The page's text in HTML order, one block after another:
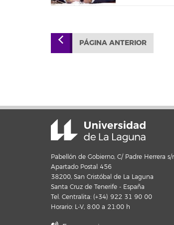
PÁGINA ANTERIOR
Pabellón de Gobierno, C/ Padre Herrera s/
Apartado Postal 456
38200, San Cristóbal de La Laguna
Santa Cruz de Tenerife - España
Tel. Centralita: (+34) 922 31 90 00
Horario: L-V, 8:00 a 21:00 h